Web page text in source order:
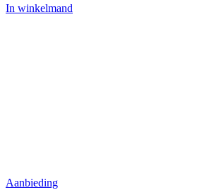
In winkelmand
Aanbieding